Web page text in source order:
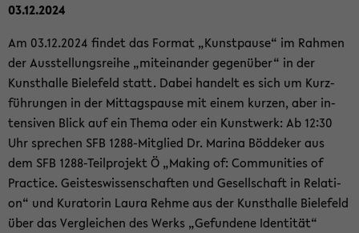
03.12.2024
Am 03.12.2024 fin­det das For­mat „Kunst­pau­se“ im Rah­men
der Aus­stel­lungs­rei­he „mit­ein­an­der ge­gen­über“ in der
Kunst­hal­le Bie­le­feld statt. Dabei han­delt es sich um Kurz­
füh­run­gen in der Mit­tags­pau­se mit einem kur­zen, aber in­
ten­si­ven Blick auf ein Thema oder ein Kunst­werk: Ab 12:30
Uhr spre­chen SFB 1288-​Mitglied Dr. Ma­ri­na Böd­de­ker aus
dem SFB 1288-​Teilprojekt Ö „Ma­king of: Com­mu­nities of
Prac­ti­ce. Geis­tes­wis­sen­schaf­ten und Ge­sell­schaft in Re­la­ti­
on“ und Ku­ra­to­rin Laura Rehme aus der Kunst­hal­le Bie­le­feld
über das Ver­glei­chen des Werks „Ge­fun­de­ne Iden­ti­tät“